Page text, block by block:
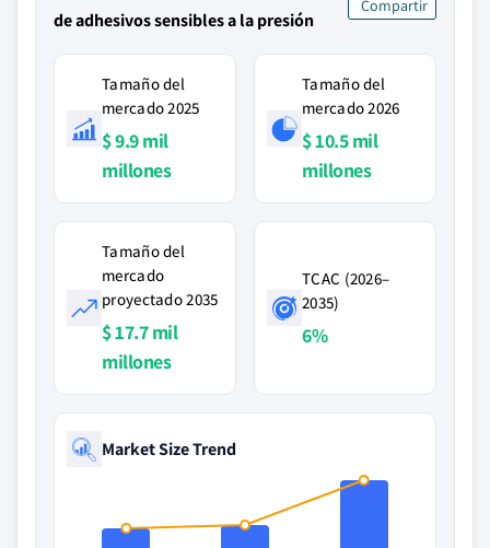
de adhesivos sensibles a la presión
Compartir
Tamaño del
mercado 2025
$ 9.9 mil
millones
Tamaño del
mercado 2026
$ 10.5 mil
millones
Tamaño del
mercado
proyectado 2035
$ 17.7 mil
millones
TCAC (2026–
2035)
6%
Market Size Trend